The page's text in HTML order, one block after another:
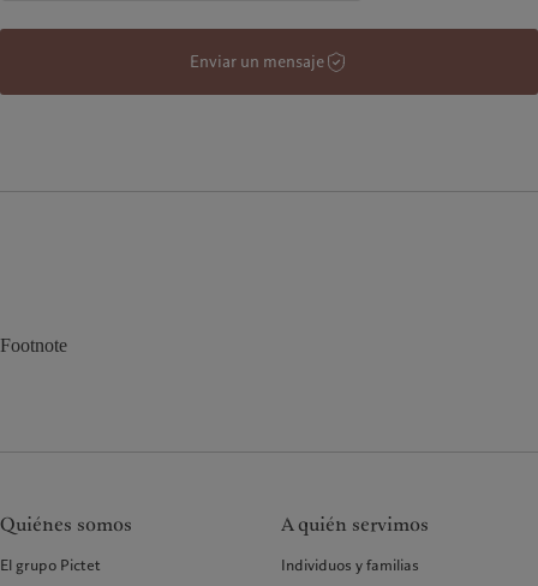
Enviar un mensaje
Footnote
Quiénes somos
El grupo Pictet
A quién servimos
Individuos y familias